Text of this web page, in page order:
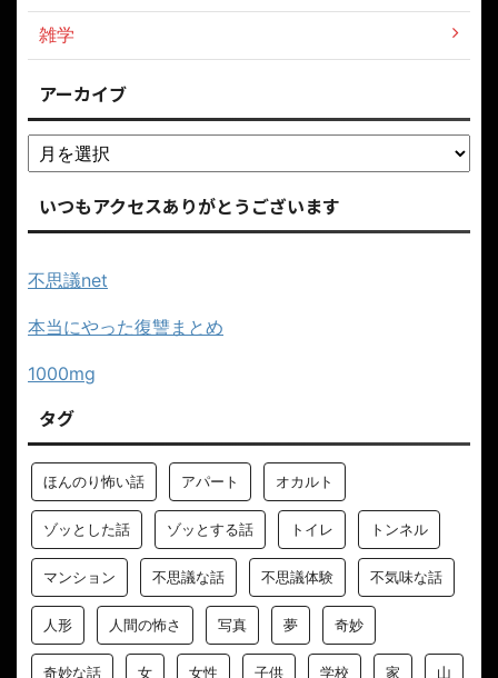
雑学
アーカイブ
いつもアクセスありがとうございます
不思議net
本当にやった復讐まとめ
1000mg
タグ
ほんのり怖い話 アパート オカルト
ゾッとした話 ゾッとする話 トイレ トンネル
マンション 不思議な話 不思議体験 不気味な話
人形 人間の怖さ 写真 夢 奇妙
奇妙な話 女 女性 子供 学校 家 山